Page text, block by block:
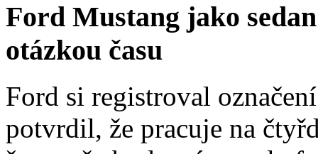
Ford Mustang jako
otázkou času
Ford si registroval
potvrdil, že pracuje na